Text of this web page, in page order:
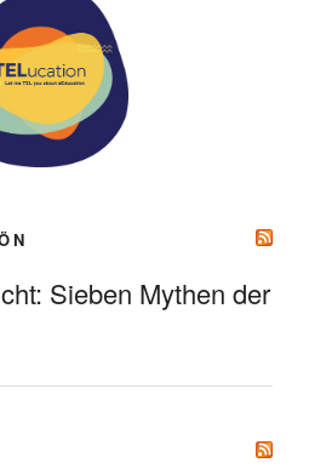
Sieben Mythen der